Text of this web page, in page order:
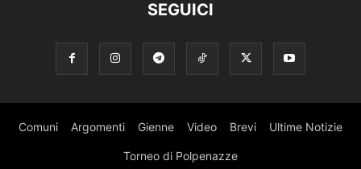
SEGUICI
Comuni Argomenti Gienne Video Brevi Ultime Notizie
Torneo di Polpenazze